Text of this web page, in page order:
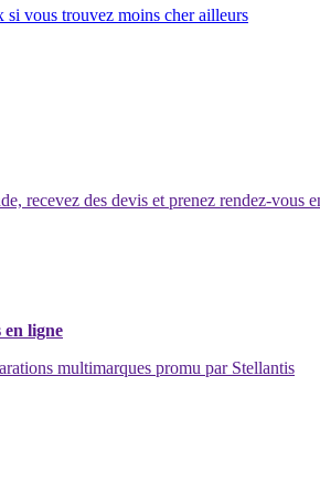
si vous trouvez moins cher ailleurs
recevez des devis et prenez rendez-vous
en ligne
multimarques promu par Stellantis